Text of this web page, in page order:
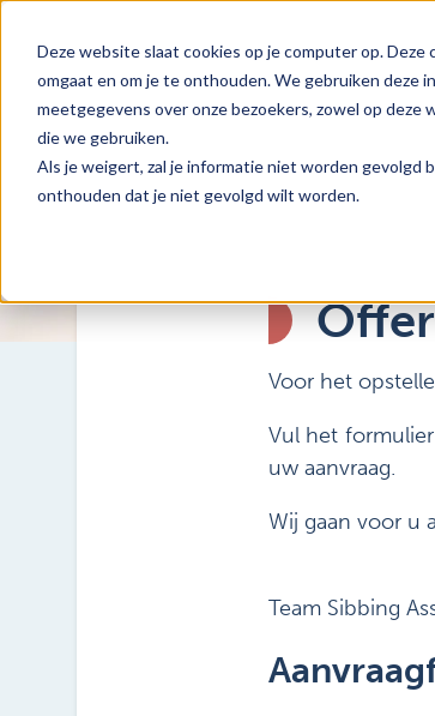
Deze website slaat cookies op je computer op.
omgaat en om je te onthouden. We gebruiken deze
meetgegevens over onze bezoekers, zowel op deze
die we gebruiken.
Als je weigert, zal je informatie niet worden gevolgd
onthouden dat je niet gevolgd wilt worden.
Voor het
Vul het
uw aanvraag.
Wij gaan voor u
Team Sibbing